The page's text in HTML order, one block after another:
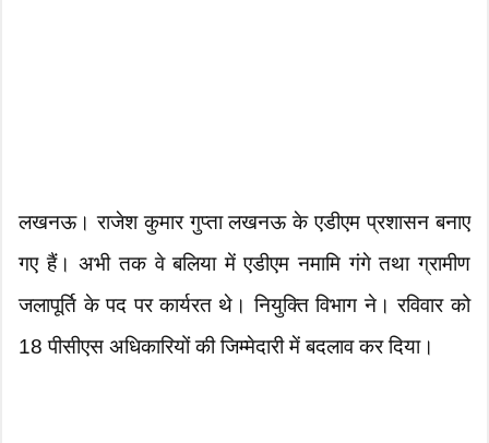
लखनऊ। राजेश कुमार गुप्ता लखनऊ के एडीएम प्रशासन बनाए
गए हैं। अभी तक वे बलिया में एडीएम नमामि गंगे तथा ग्रामीण
जलापूर्ति के पद पर कार्यरत थे। नियुक्ति विभाग ने। रविवार को
18 पीसीएस अधिकारियों की जिम्मेदारी में बदलाव कर दिया।